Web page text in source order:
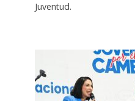
Juventud.